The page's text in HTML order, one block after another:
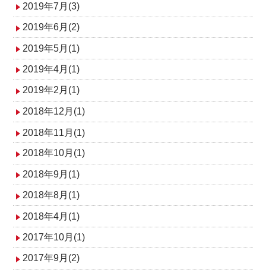
2019年7月(3)
2019年6月(2)
2019年5月(1)
2019年4月(1)
2019年2月(1)
2018年12月(1)
2018年11月(1)
2018年10月(1)
2018年9月(1)
2018年8月(1)
2018年4月(1)
2017年10月(1)
2017年9月(2)